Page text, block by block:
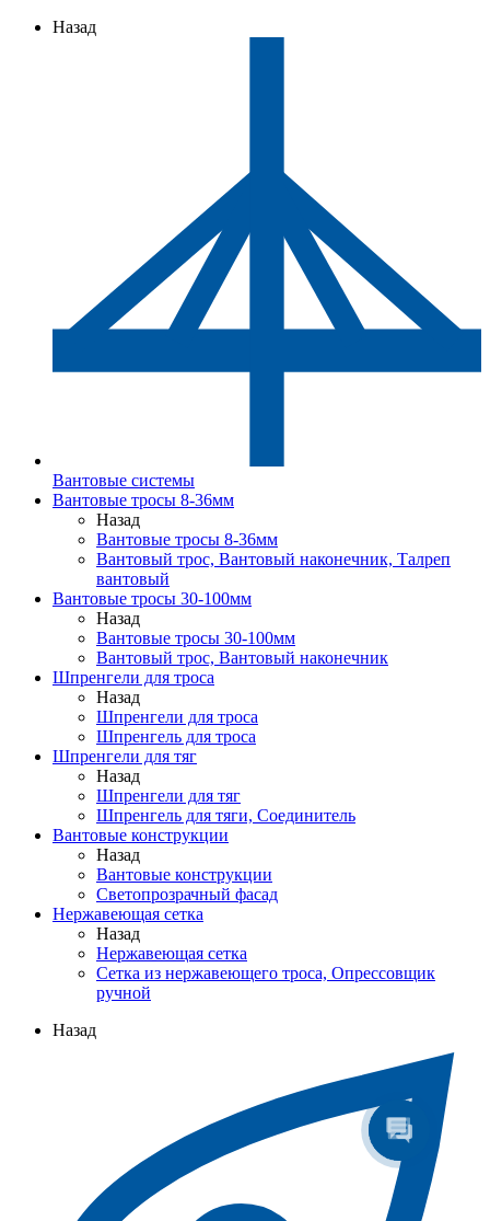
Назад
Вантовые системы
Вантовые тросы 8-36мм
Назад
Вантовые тросы 8-36мм
Вантовый трос, Вантовый наконечник, Талреп
вантовый
Вантовые тросы 30-100мм
Назад
Вантовые тросы 30-100мм
Вантовый трос, Вантовый наконечник
Шпренгели для троса
Назад
Шпренгели для троса
Шпренгель для троса
Шпренгели для тяг
Назад
Шпренгели для тяг
Шпренгель для тяги, Соединитель
Вантовые конструкции
Назад
Вантовые конструкции
Светопрозрачный фасад
Нержавеющая сетка
Назад
Нержавеющая сетка
Сетка из нержавеющего троса, Опрессовщик
ручной
Назад